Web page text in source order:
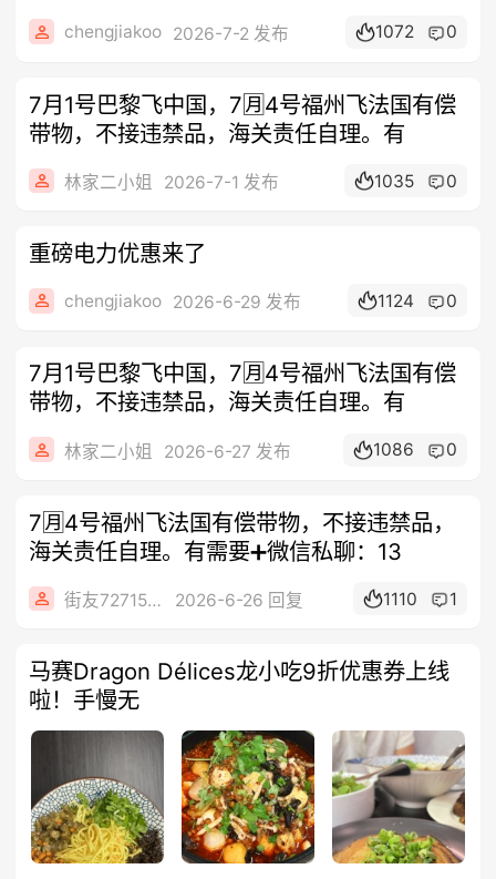
chengjiakoo 2026-7-2 发布 1072 0
7月1号巴黎飞中国，7🈷️4号福州飞法国有偿
带物，不接违禁品，海关责任自理。有
林家二小姐 2026-7-1 发布 1035 0
重磅电力优惠来了
chengjiakoo 2026-6-29 发布 1124 0
7月1号巴黎飞中国，7🈷️4号福州飞法国有偿
带物，不接违禁品，海关责任自理。有
林家二小姐 2026-6-27 发布 1086 0
7🈷️4号福州飞法国有偿带物，不接违禁品，
海关责任自理。有需要➕微信私聊：13
街友72715187 2026-6-26 回复 1110 1
马赛Dragon Délices龙小吃9折优惠券上线
啦！手慢无